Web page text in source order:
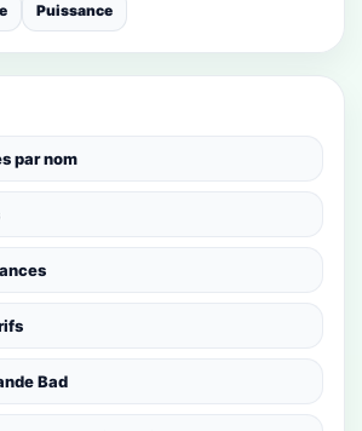
Puissance
par nom
Bad